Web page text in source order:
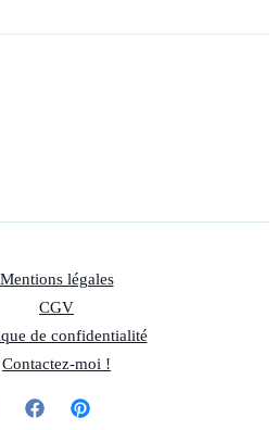
Mentions légales
CGV
de confidentialité
Contactez-moi !